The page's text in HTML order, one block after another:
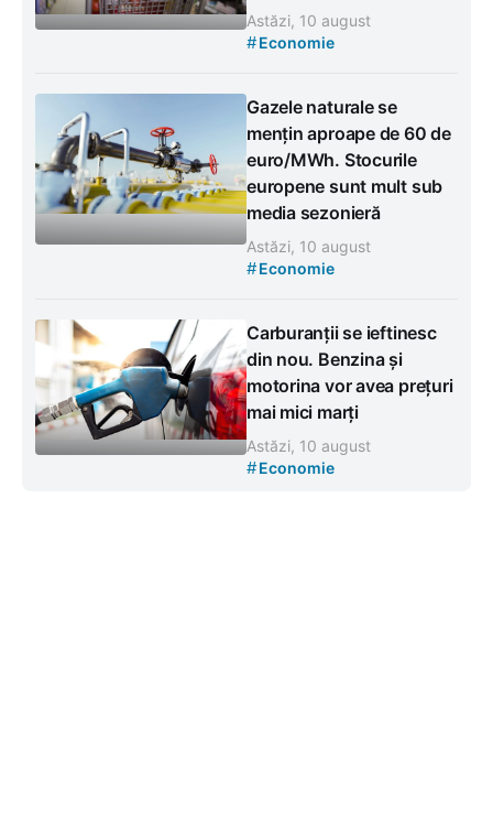
Astăzi, 10 august
#Economie
Gazele naturale se
mențin aproape de 60 de
euro/MWh. Stocurile
europene sunt mult sub
media sezonieră
Astăzi, 10 august
#Economie
Carburanții se ieftinesc
din nou. Benzina și
motorina vor avea prețuri
mai mici marți
Astăzi, 10 august
#Economie